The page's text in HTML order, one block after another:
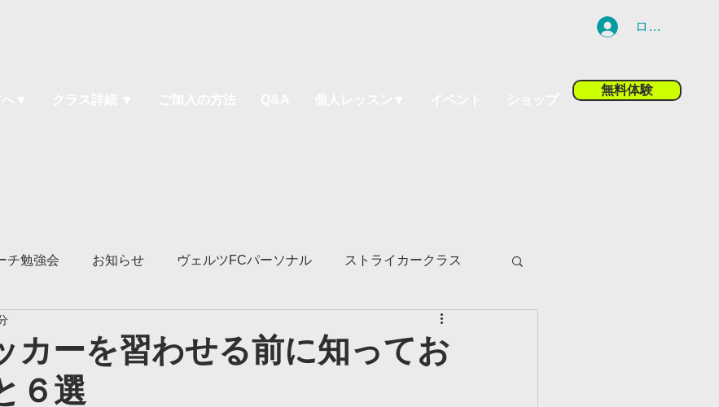
ログイン
無料体験
チ勉強会 お知らせ ヴェルツFCパーソナル ストライカークラス
沢校 ヴェルツインパ校
カーを習わせる前に知ってお
６選